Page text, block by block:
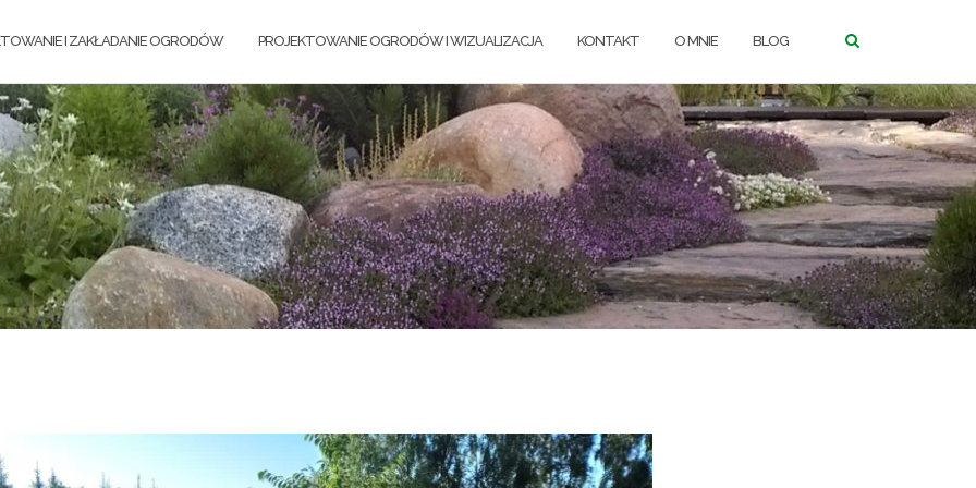
I ZAKŁADANIE OGRODÓW PROJEKTOWANIE OGRODÓW I WIZUALIZACJA KONTAKT O MNIE BLOG